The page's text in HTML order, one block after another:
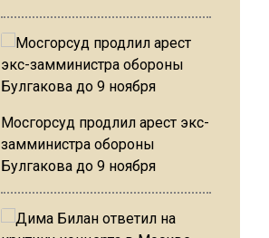
Мосгорсуд продлил арест экс-
замминистра обороны
Булгакова до 9 ноября